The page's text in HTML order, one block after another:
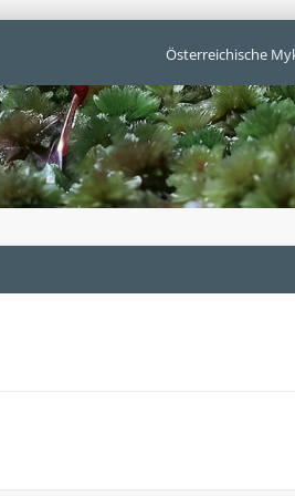
Österreichische